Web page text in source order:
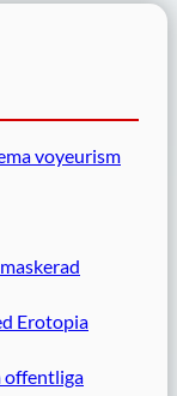
voyeurism
Erotopia
offentliga